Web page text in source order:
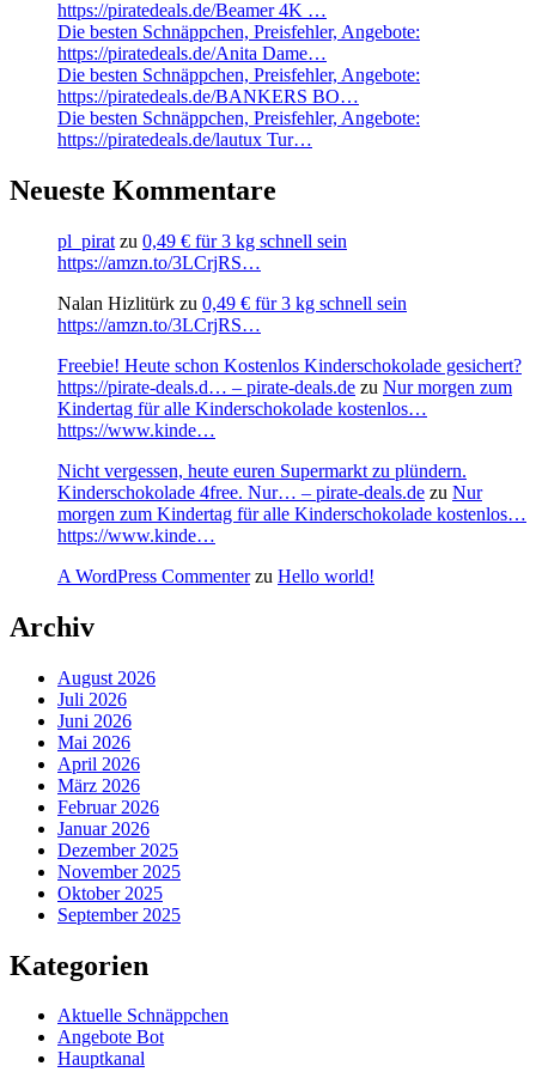
https://piratedeals.de/Beamer 4K …
Die besten Schnäppchen, Preisfehler, Angebote:
https://piratedeals.de/Anita Dame…
Die besten Schnäppchen, Preisfehler, Angebote:
https://piratedeals.de/BANKERS BO…
Die besten Schnäppchen, Preisfehler, Angebote:
https://piratedeals.de/lautux Tur…
Neueste Kommentare
pl_pirat zu 0,49 € für 3 kg schnell sein
https://amzn.to/3LCrjRS…
Nalan Hizlitürk zu 0,49 € für 3 kg schnell sein
https://amzn.to/3LCrjRS…
Freebie! Heute schon Kostenlos Kinderschokolade gesichert?
https://pirate-deals.d… – pirate-deals.de zu Nur morgen zum
Kindertag für alle Kinderschokolade kostenlos…
https://www.kinde…
Nicht vergessen, heute euren Supermarkt zu plündern.
Kinderschokolade 4free. Nur… – pirate-deals.de zu Nur
morgen zum Kindertag für alle Kinderschokolade kostenlos…
https://www.kinde…
A WordPress Commenterzu Hello world!
Archiv
August 2026
Juli 2026
Juni 2026
Mai 2026
April 2026
März 2026
Februar 2026
Januar 2026
Dezember 2025
November 2025
Oktober 2025
September 2025
Kategorien
Aktuelle Schnäppchen
Angebote Bot
Hauptkanal